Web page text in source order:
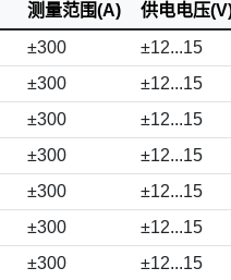
测量范围(A) 供电电压
±300 ±12...15
±300 ±12...15
±300 ±12...15
±300 ±12...15
±300 ±12...15
±300 ±12...15
±300 ±12...15